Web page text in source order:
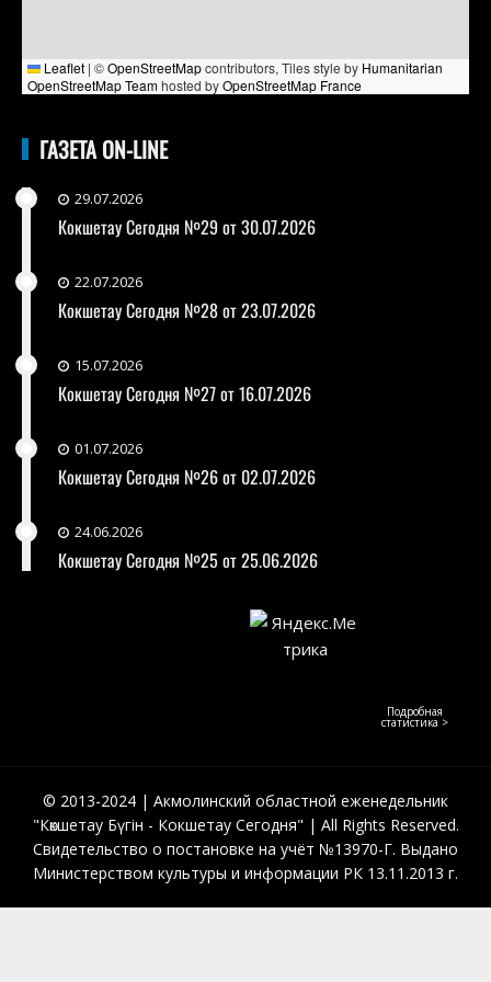
Leaflet | ©OpenStreetMapcontributors, Tiles style by Humanitarian
OpenStreetMap Teamhosted byOpenStreetMap France
ГАЗЕТА ON-LINE
29.07.2026
Кокшетау Сегодня №29 от 30.07.2026
22.07.2026
Кокшетау Сегодня №28 от 23.07.2026
15.07.2026
Кокшетау Сегодня №27 от 16.07.2026
01.07.2026
Кокшетау Сегодня №26 от 02.07.2026
24.06.2026
Кокшетау Сегодня №25 от 25.06.2026
Подробная
статистика >
© 2013-2024 | Акмолинский областной еженедельник
"Көкшетау Бүгін - Кокшетау Сегодня" | All Rights Reserved.
Свидетельство о постановке на учёт №13970-Г. Выдано
Министерством культуры и информации РК 13.11.2013 г.